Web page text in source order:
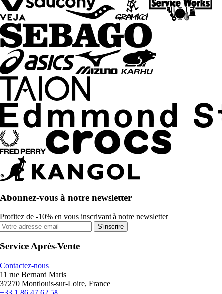
Abonnez-vous à notre newsletter
Profitez de -10% en vous inscrivant à notre newsletter
S'inscrire
Service Après-Vente
Contactez-nous
11 rue Bernard Maris
37270 Montlouis-sur-Loire, France
+33 1 86 47 62 58